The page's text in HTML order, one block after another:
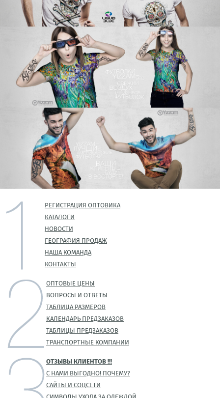
РЕГИСТРАЦИЯ ОПТОВИКА
КАТАЛОГИ
НОВОСТИ
ГЕОГРАФИЯ ПРОДАЖ
НАША КОМАНДА
КОНТАКТЫ
ОПТОВЫЕ ЦЕНЫ
ВОПРОСЫ И ОТВЕТЫ
ТАБЛИЦА РАЗМЕРОВ
КАЛЕНДАРЬ ПРЕДЗАКАЗОВ
ТАБЛИЦЫ ПРЕДЗАКАЗОВ
ТРАНСПОРТНЫЕ КОМПАНИИ
ОТЗЫВЫ КЛИЕНТОВ !!!
С НАМИ ВЫГОДНО! ПОЧЕМУ?
САЙТЫ И СОЦСЕТИ